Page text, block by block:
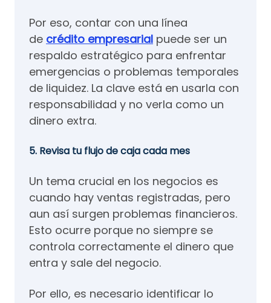
Por eso, contar con una línea
de crédito empresarial puede ser un
respaldo estratégico para enfrentar
emergencias o problemas temporales
de liquidez. La clave está en usarla con
responsabilidad y no verla como un
dinero extra.
5. Revisa tu flujo de caja cada mes
Un tema crucial en los negocios es
cuando hay ventas registradas, pero
aun así surgen problemas financieros.
Esto ocurre porque no siempre se
controla correctamente el dinero que
entra y sale del negocio.
Por ello, es necesario identificar lo